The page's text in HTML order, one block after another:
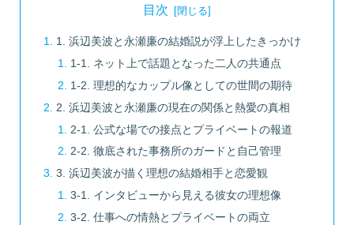
目次
1. 浜辺美波と永瀬廉の結婚説が浮上したきっかけ
1-1. ネット上で話題となった二人の共通点
1-2. 理想的なカップル像としての世間の期待
2. 浜辺美波と永瀬廉の現在の関係と熱愛の真相
2-1. 公式な場での接点とプライベートの報道
2-2. 徹底された事務所のガードと自己管理
3. 浜辺美波が描く理想の結婚相手と恋愛観
3-1. インタビューから見える彼女の理想像
3-2. 仕事への情熱とプライベートの両立